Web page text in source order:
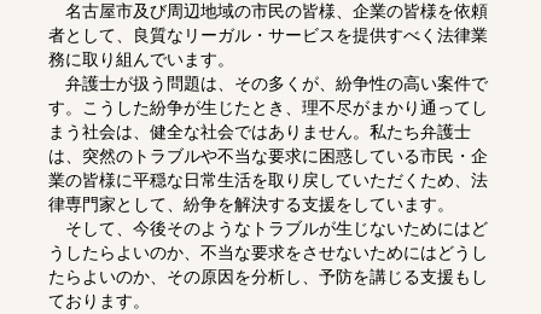
名古屋市及び周辺地域の市民の皆様、企業の皆様を依頼
者として、良質なリーガル・サービスを提供すべく法律業
務に取り組んでいます。
弁護士が扱う問題は、その多くが、紛争性の高い案件で
す。こうした紛争が生じたとき、理不尽がまかり通ってし
まう社会は、健全な社会ではありません。私たち弁護士
は、突然のトラブルや不当な要求に困惑している市民・企
業の皆様に平穏な日常生活を取り戻していただくため、法
律専門家として、紛争を解決する支援をしています。
そして、今後そのようなトラブルが生じないためにはど
うしたらよいのか、不当な要求をさせないためにはどうし
たらよいのか、その原因を分析し、予防を講じる支援もし
ております。